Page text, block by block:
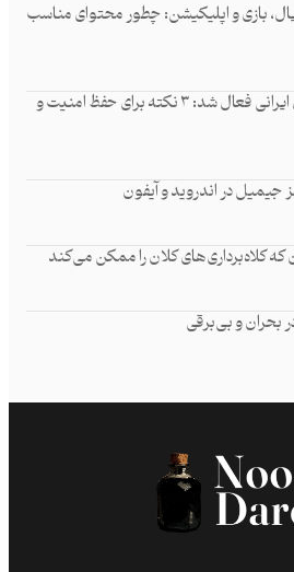
بازی و اپلیکیشن: چطور محتوای مناسب
استوری تلگرام برای کاربران ایرانی فعال شد: ۳ نکته برای حفظ امنیت و
جیمیل در اندروید و آیفون
که کلاه‌برداری‌های کلان را ممکن می‌کند
بحران و بی‌برقی